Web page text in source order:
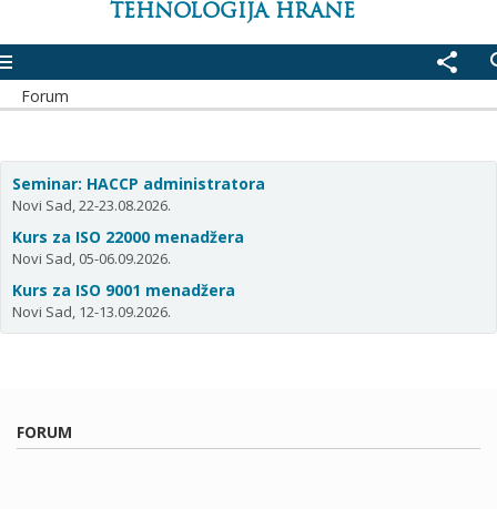
TEHNOLOGIJA HRANE
share
Forum
Seminar: HACCP administratora
Novi Sad, 22-23.08.2026.
Kurs za ISO 22000 menadžera
Novi Sad, 05-06.09.2026.
Kurs za ISO 9001 menadžera
Novi Sad, 12-13.09.2026.
FORUM